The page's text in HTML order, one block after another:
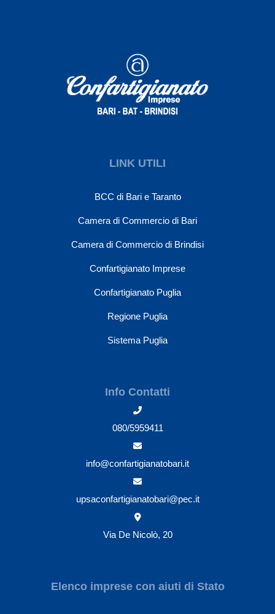
LINK UTILI
BCC di Bari e Taranto
Camera di Commercio di Bari
Camera di Commercio di Brindisi
Confartigianato Imprese
Confartigianato Puglia
Regione Puglia
Sistema Puglia
Info Contatti
080/5959411
info@confartigianatobari.it
upsaconfartigianatobari@pec.it
Via De Nicolò, 20
Elenco imprese con aiuti di Stato